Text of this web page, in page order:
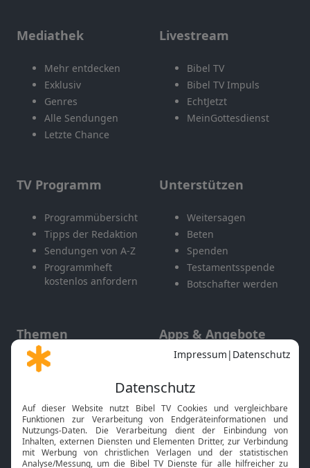
Mediathek
Mehr entdecken
Exklusiv
Genres
Alle Sendungen
Letzte Chance
Livestream
Bibel TV
Bibel TV Impuls
EchtJetzt
MeinGottesdienst
TV Programm
Programmübersicht
Tipps der Redaktion
Sendungen von A-Z
Programmheft
kostenlos anfordern
Unterstützen
Weitersagen
Beten
Spenden
Testamentsspende
Botschafter werden
Themen
Gott und Bibel erklärt
Neuigkeiten
Apps & Angebote
Mobile App
Smart TV
HbbTV
Bibelthek Online-Bibel